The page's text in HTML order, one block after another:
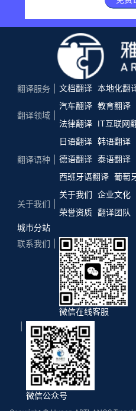
翻译服务 文档翻译 本地化翻
翻译领域
汽车翻译 教育翻译
法律翻译
IT互联网
翻译语种
日语翻译 韩语翻译
德语翻译 泰语翻译
西班牙语翻译 葡萄
关于我们
关于我们 企业文化
荣誉资质 翻译团队
城市分站
联系我们
微信在线客服
微信公众号